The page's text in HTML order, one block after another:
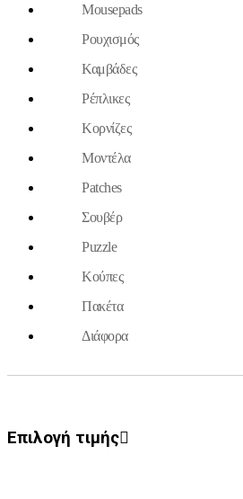
Mousepads
Ρουχισμός
Καμβάδες
Ρέπλικες
Κορνίζες
Μοντέλα
Patches
Σουβέρ
Puzzle
Κούπες
Πακέτα
Διάφορα
Επιλογή τιμής